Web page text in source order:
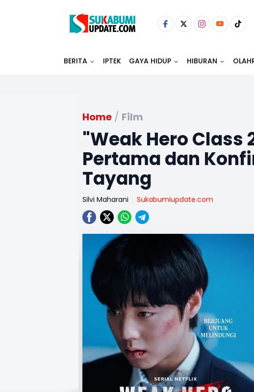
BERITA IPTEK GAYA HIDUP HIBURAN
Home / Film
"Weak Hero Class
Pertama dan
Tayang
Silvi Maharani Sukabumiupdate.com